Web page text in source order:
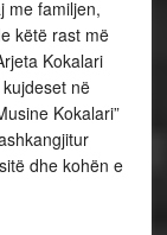
me familjen,
këtë rast më
Kokalari
në
Kokalari”
dhe kohën e